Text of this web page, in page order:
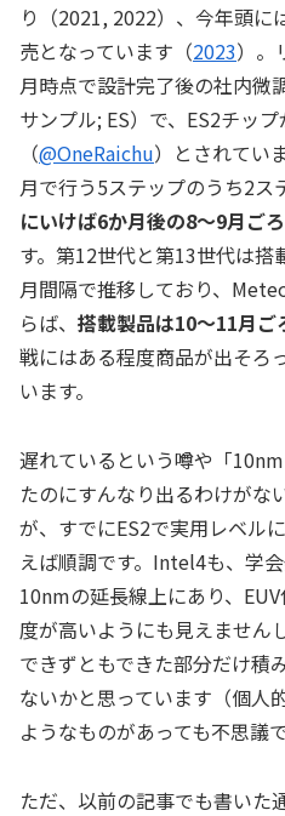
り（2021, 2022）、今年頭に
売となっています（2023）。
月時点で設計完了後の社内微
サンプル; ES）で、ES2チッ
（@OneRaichu）とされてい
月で行う5ステップのうち2ス
にいけば6か月後の8～9月ご
す。第12世代と第13世代は
月間隔で推移しており、
らば、 搭載製品は10～11月ご
戦にはある程度商品が出そろ
います。
遅れているという噂や「
たのにすんなり出るわけがな
が、すでにES2で実用レベル
えば順調です。Intel4も、学
10nmの延長線上にあり、
度が高いようにも見えません
できずともできた部分だけ積
ないかと思っています（個人
ようなものがあっても不思議
ただ、以前の記事でも書いた